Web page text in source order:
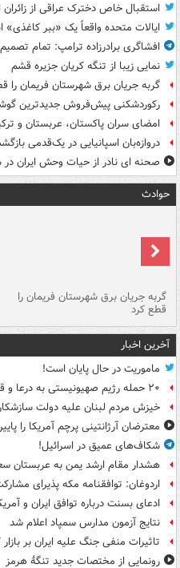
استقبال خاص دخترک عراقی از
ایالات متحده واقعاً یک «ببر
افشاگری برادرزاده ترامپ: تمام
نمایی زیبا از تنگه کریان جزیره قشم
گربه جریان برق شهرستان فریمان را
رکوردشکنی پیش‌فروش جدیدترین
امضای سران پاکستان، عربستان و
دروازه‌بان اسپانیایی در یک‌قدمی
صحنه ای نادر از حیات وحش ایران در
حوادث
گربه جریان برق شهرستان فریمان را
قطع کرد
آخرین اخبار
ماموریت در حال پایان است!
۲۰ حمله رژیم صهیونیستی به درعا و قنیطره در یک هفته
خیزش مردم لبنان علیه دولت
معترضان آرژانتینی پرچم آمریکا را
شکاف‌های عمیق در اسرائیل!
هشدار مقام ارشد یمن به عربستان
اردوغان: توافقنامه مکه پذیرای
ادعای بسنت درباره توافق ایران و
نتایج آزمون مدارس سمپاد اعلام شد
تاثیرات منفی جنگ علیه ایران بر بازار
رونمایی از مختصات جدید تنگۀ هرمز